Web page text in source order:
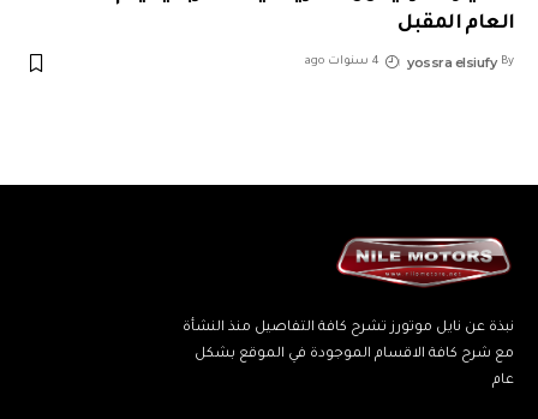
العام المقبل
By
yossra elsiufy 4 سنوات ago
نبذة عن نايل موتورز تشرح كافة التفاصيل منذ النشأة
مع شرح كافة الاقسام الموجودة في الموقع بشكل
عام